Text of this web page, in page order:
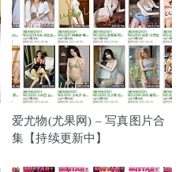
爱尤物(尤果网) – 写真图片合
集【持续更新中】